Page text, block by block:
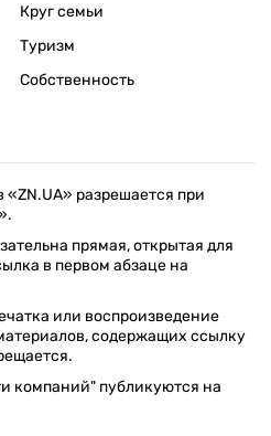
Круг семьи
Туризм
Собственность
разрешается при
прямая, открытая для
в первом абзаце на
или воспроизведение
содержащих ссылку
компаний" публикуются на